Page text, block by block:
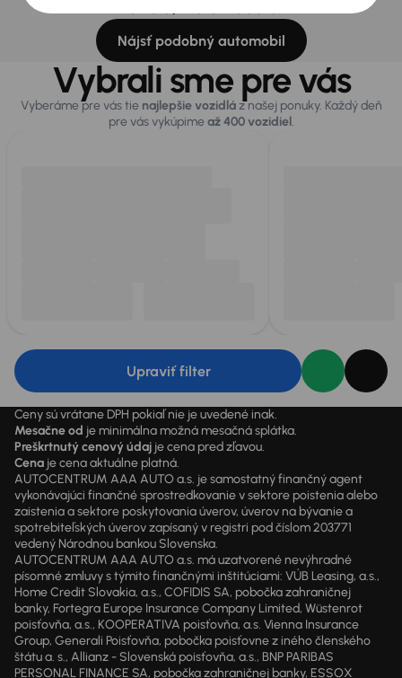
Nájsť podobný automobil
Vybrali sme pre vás
Vyberáme pre vás tie najlepšie vozidláz našej ponuky. Každý deň
pre vás vykúpimeaž 400 vozidiel.
Upraviť filter
Ceny sú vrátane DPH pokiaľ nie je uvedené inak.
Mesačne od je minimálna možná mesačná splátka.
Preškrtnutý cenový údaj je cena pred zľavou.
Cena je cena aktuálne platná.
AUTOCENTRUM AAA AUTO a.s. je samostatný finančný agent
vykonávajúci finančné sprostredkovanie v sektore poistenia alebo
zaistenia a sektore poskytovania úverov, úverov na bývanie a
spotrebiteľských úverov zapísaný v registri pod číslom 203771
vedený Národnou bankou Slovenska.
AUTOCENTRUM AAA AUTO a.s. má uzatvorené nevýhradné
písomné zmluvy s týmito finančnými inštitúciami: VÚB Leasing, a.s.,
Home Credit Slovakia, a.s., COFIDIS SA, pobočka zahraničnej
banky, Fortegra Europe Insurance Company Limited, Wüstenrot
poisťovňa, a.s., KOOPERATIVA poisťovňa, a.s. Vienna Insurance
Group, Generali Poisťovňa, pobočka poisťovne z iného členského
štátu a. s., Allianz - Slovenská poisťovňa, a.s., BNP PARIBAS
PERSONAL FINANCE SA, pobočka zahraničnej banky, ESSOX